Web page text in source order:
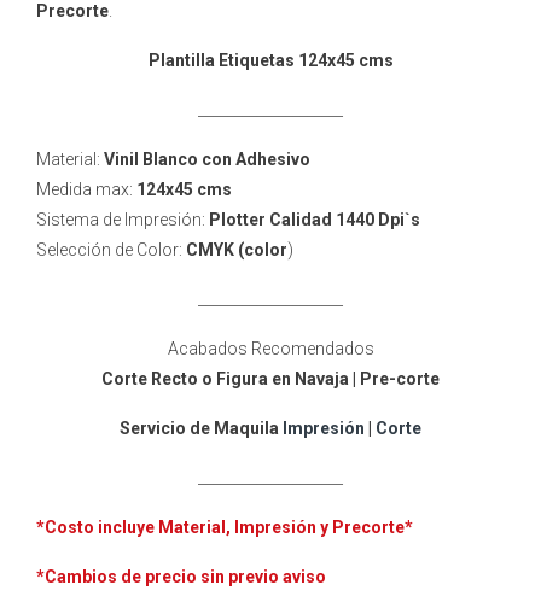
Precorte
Plantilla Etiquetas 124x45 cms
Material: Vinil Blanco con Adhesivo
Medida max: 124x45 cms
Sistema de Impresión: Plotter Calidad 1440 Dpi`s
Selección de Color: CMYK (color)
Acabados Recomendados
Corte Recto o Figura en Navaja | Pre-corte
Servicio de Maquila Impresión Corte
*Costo incluye Material, Impresión y Precorte*
*Cambios de precio sin previo aviso